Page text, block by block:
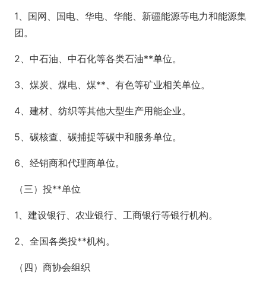
1、国网、国电、华电、华能、新疆能源等电力和能源集
团。
2、中石油、中石化等各类石油**单位。
3、煤炭、煤电、煤**、有色等矿业相关单位。
4、建材、纺织等其他大型生产用能企业。
5、碳核查、碳捕捉等碳中和服务单位。
6、经销商和代理商单位。
（三）投**单位
1、建设银行、农业银行、工商银行等银行机构。
2、全国各类投**机构。
（四）商协会组织